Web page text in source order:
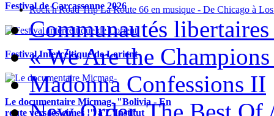
Festival de Carcassonne 2026
Festival Interceltique de Lorient
Le documentaire Micmag- "Bolivia - En
route vers les cimes !" à L'Institut
Rock'n'Road Trip La Route 66 en musique - De Chicago à
Communautés libertaires
« We Are the
Madonna Confessions II